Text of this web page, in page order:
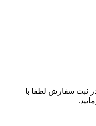
ثبت سفارش لطفا با